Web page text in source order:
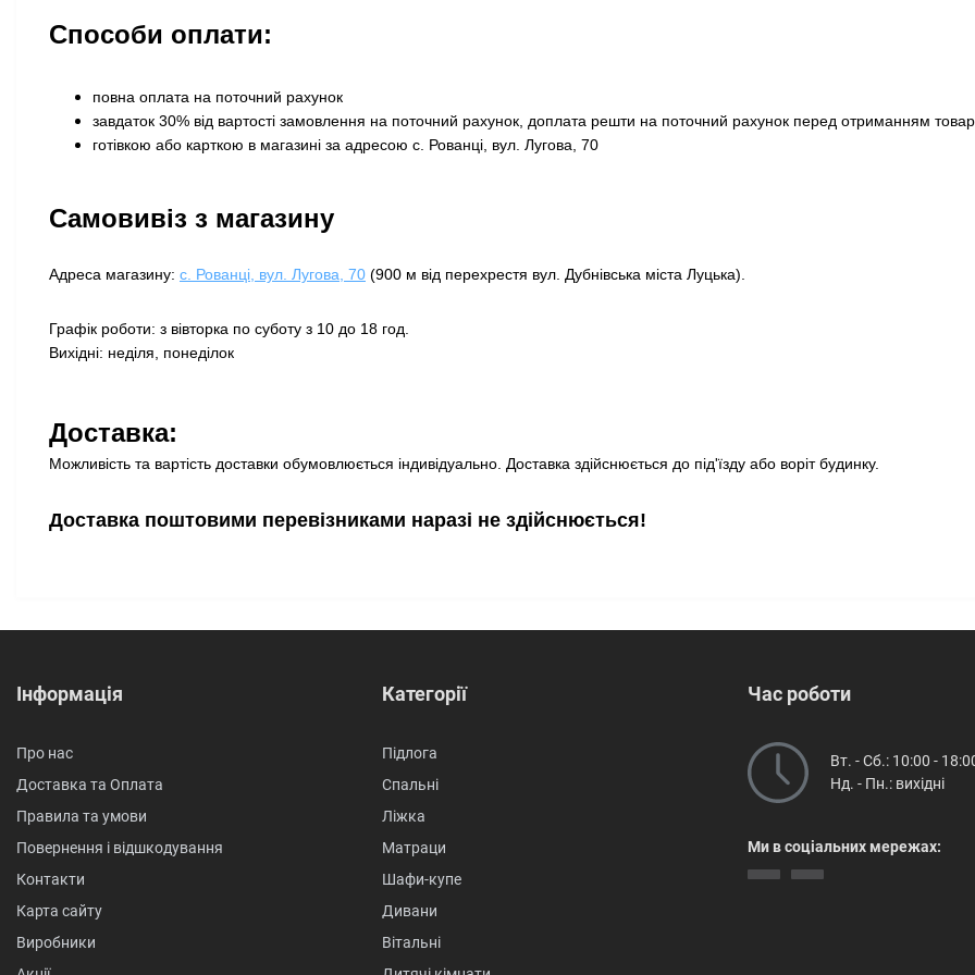
Способи оплати:
повна оплата на поточний рахунок
завдаток 30% від вартості замовлення на поточний рахунок, доплата решти на поточний рахунок перед отриманням
готівкою або карткою в магазині за адресою с. Рованці, вул. Лугова, 70
Самовивіз з магазину
Адреса магазину: с. Рованці, вул. Лугова, 70 (900 м від перехрестя вул. Дубнівська міста Луцька).
Графік роботи: з вівторка по суботу з 10 до 18 год.
Вихідні: неділя, понеділок
Доставка:
Можливість та вартість доставки обумовлюється індивідуально. Доставка здійснюється до під'їзду або воріт будинку.
Доставка поштовими перевізниками наразі не здійснюється!
Інформація
Про нас
Доставка та Оплата
Правила та умови
Повернення і відшкодування
Контакти
Карта сайту
Виробники
Категорії
Підлога
Спальні
Ліжка
Матраци
Шафи-купе
Дивани
Вітальні
Час роботи
Вт. - Сб.: 10:00 -
Нд. - Пн.: вихідні
Ми в соціальних мережах: